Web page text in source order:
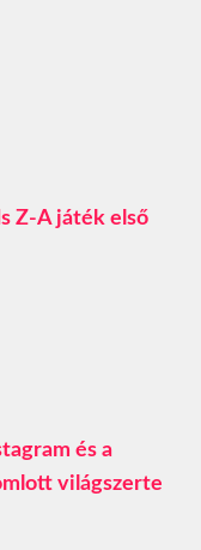
Z-A játék első
és a
világszerte